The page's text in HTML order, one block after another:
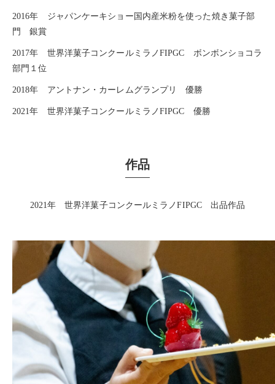
2016年 ジャパンケーキショー国内産米粉を使った焼き菓子部
門 銀賞
2017年 世界洋菓子コンクールミラノFIPGC ボンボンショコラ
部門１位
2018年 アントナン・カーレムグランプリ 優勝
2021年 世界洋菓子コンクールミラノFIPGC 優勝
作品
2021年 世界洋菓子コンクールミラノFIPGC 出品作品